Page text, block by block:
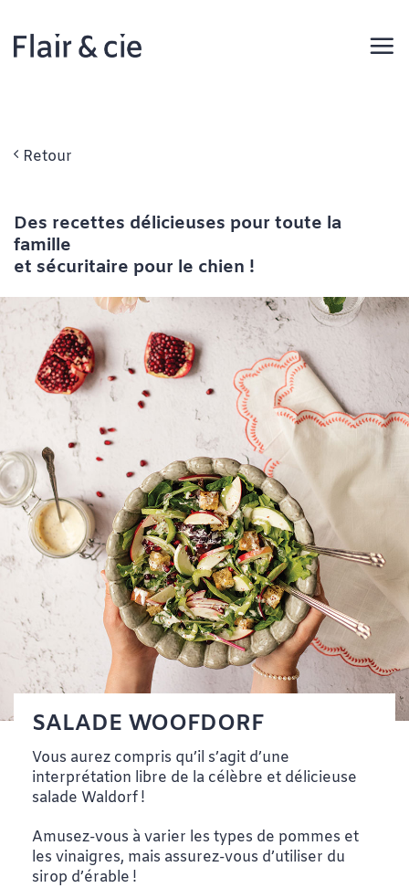
contenu
Retour
Des recettes délicieuses pour toute la
famille
et sécuritaire pour le chien !
SALADE WOOFDORF
Vous aurez compris qu’il s’agit d’une
interprétation libre de la célèbre et délicieuse
salade Waldorf !
Amusez-vous à varier les types de pommes et
les vinaigres, mais assurez-vous d’utiliser du
sirop d’érable !